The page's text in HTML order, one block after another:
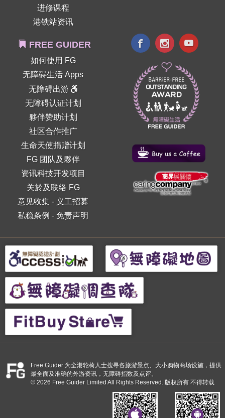
进修课程
港铁站资讯
FREE GUIDER
如何使用 FG
无障碍生活 Apps
无障碍出游
无障碍认证计划
夥伴赞助计划
社区合作推广
生命天使捐赠计划
FG 团队及夥伴
资讯科技开发项目
关於及联络 FG
意见收集 - 义工招募
私稳条例 - 免责声明
Free Guider 为全港轮椅人士搜寻各旅游景点、大小购物商场设施，提供
最全面及准确的外游资讯，无障碍指数及点评。
© 2026 Free Guider Limited All Rights Reserved. 版权所有 不得转载